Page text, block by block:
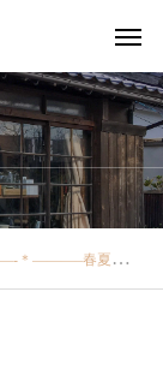
・また今週 新作たちが各ブランドさんからたくさん届いております・お取り置き、ご発送のお客様はお電話にてお問い合わせください！・本日も18時まで営業中・——–＊———-＊———–＊——#ユーカリ荘#yukarisou#島根#松江#古民家#セレクトショップ#ライフスタイルショップ#雑貨#雑貨屋#アパレル#服#新作#new#春夏#コーデ#leminor#ルミノア#ボーダー#カットソー#mononogu#もののぐ#バッグ#matureha#ボックスハット#別注カラー#ダーグブルー#ロインツ#loint's#サンダル